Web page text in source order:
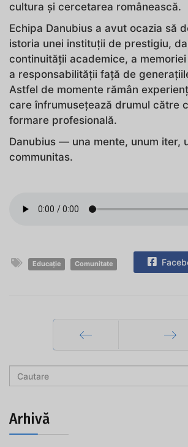
cultura și cercetarea românească.
Echipa Danubius a avut ocazia să
istoria unei instituții de prestigiu,
continuității academice, a
a responsabilității față de
Astfel de momente rămân
care înfrumusețează drumul către
formare profesională.
Danubius — una mente, unum iter,
communitas.
Educație Comunitate
Prec Mai
Arhivă